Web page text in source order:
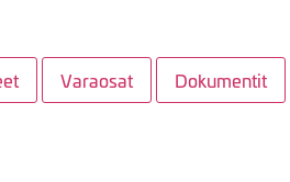
Varaosat Dokumentit